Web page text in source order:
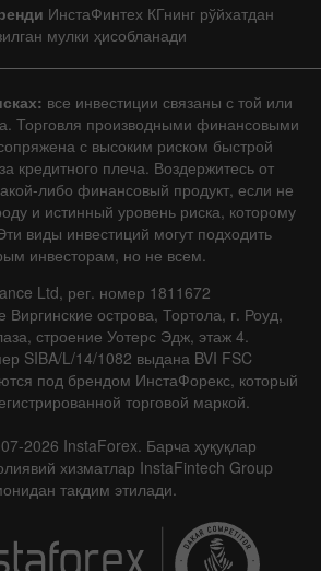
ИнстаФинтех КГнинг рўйхатдан
мулки ҳисобланади
все инвестиции связаны с той или
Торговля производными финансовыми
с высоким риском быстрой
кредитного плеча. Воздержитесь от
либо финансовый продукт, если не
и истинный уровень риска, которому
виды инвестиций могут подходить
инвесторам, но не всем.
Ltd, рег. номер 1811672
Виргинские острова, Тортола, г. Роуд,
строение Уотерс Эдж, этаж 4.
SIBA/L/14/1082 выдана BVI FSC
под брендом ИнстаФорекс, который
торговой маркой.
2026 InstaForex. Барча ҳуқуқлар
хизматлар InstaFintech Group
тақдим этилади.